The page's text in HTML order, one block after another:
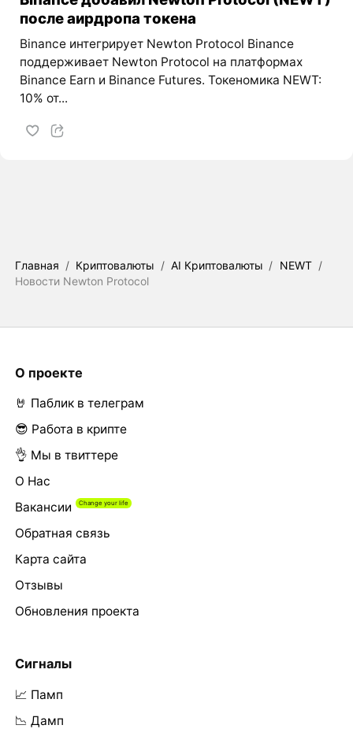
после аирдропа токена
Binance интегрирует Newton Protocol Binance
поддерживает Newton Protocol на платформах
Binance Earn и Binance Futures. Токеномика NEWT:
10% от...
Главная / Криптовалюты / AI Криптовалюты / NEWT /
Новости Newton Protocol
О проекте
🤘 Паблик в телеграм
😎 Работа в крипте
👌 Мы в твиттере
О Нас
Вакансии
Обратная связь
Карта сайта
Отзывы
Обновления проекта
Сигналы
📈 Памп
📉 Дамп